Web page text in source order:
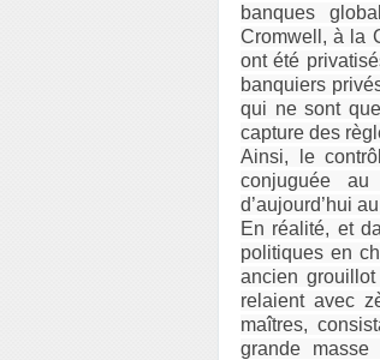
banques
Cromwell, à la
ont été
banquiers
qui ne sont
capture des
Ainsi, le
conjuguée
d’aujourd’hui
En réalité, et
politiques en
ancien
relaient avec
maîtres,
grande